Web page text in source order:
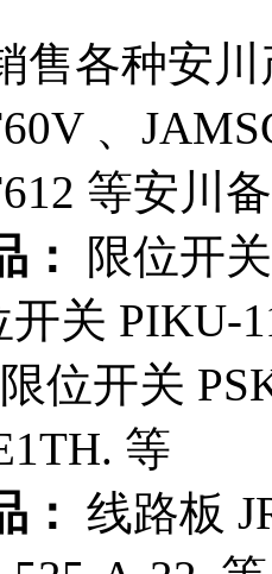
售各种安
、
等安川
：
限位开
开关 PIKU-
位开关
等
： 线路板